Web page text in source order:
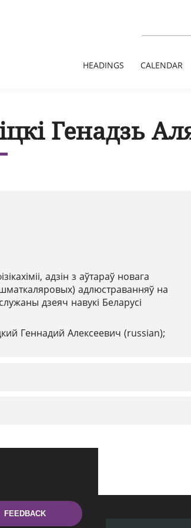
HEADINGS CALENDAR
Генадзь
адзін з аўтараў новага
адлюстраванняў на
дзеяч навукі Беларусі
Геннадий Алексеевич (russian);
FEEDBACK